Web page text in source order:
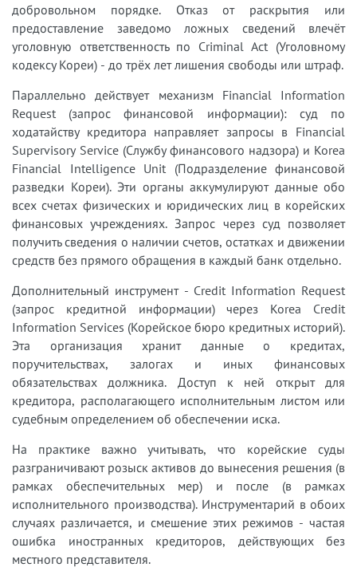
добровольном порядке. Отказ от раскрытия или
предоставление заведомо ложных сведений влечёт
уголовную ответственность по Criminal Act (Уголовному
кодексу Кореи) - до трёх лет лишения свободы или штраф.
Параллельно действует механизм Financial Information
Request (запрос финансовой информации): суд по
ходатайству кредитора направляет запросы в Financial
Supervisory Service (Службу финансового надзора) и Korea
Financial Intelligence Unit (Подразделение финансовой
разведки Кореи). Эти органы аккумулируют данные обо
всех счетах физических и юридических лиц в корейских
финансовых учреждениях. Запрос через суд позволяет
получить сведения о наличии счетов, остатках и движении
средств без прямого обращения в каждый банк отдельно.
Дополнительный инструмент - Credit Information Request
(запрос кредитной информации) через Korea Credit
Information Services (Корейское бюро кредитных историй).
Эта организация хранит данные о кредитах,
поручительствах, залогах и иных финансовых
обязательствах должника. Доступ к ней открыт для
кредитора, располагающего исполнительным листом или
судебным определением об обеспечении иска.
На практике важно учитывать, что корейские суды
разграничивают розыск активов до вынесения решения (в
рамках обеспечительных мер) и после (в рамках
исполнительного производства). Инструментарий в обоих
случаях различается, и смешение этих режимов - частая
ошибка иностранных кредиторов, действующих без
местного представителя.